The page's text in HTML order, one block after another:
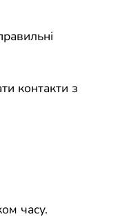
контакти з
часу.